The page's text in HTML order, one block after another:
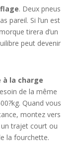
. Deux pneus
pareil. Si l’un est
tirera d’un
peut devenir
à la charge
de la même
Quand vous
montez vers
trajet court ou
la fourchette.